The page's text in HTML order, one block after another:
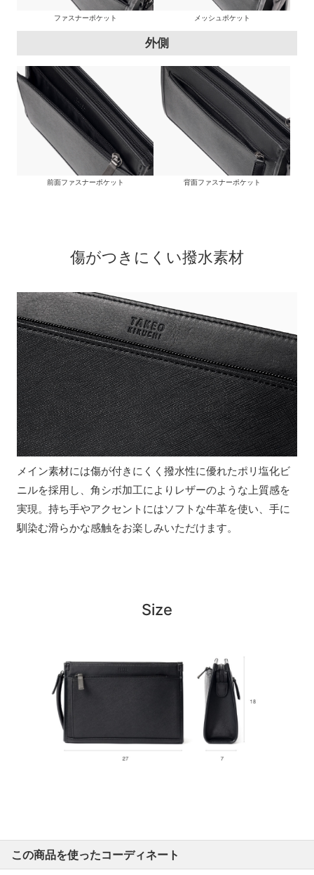
ファスナーポケット メッシュポケット
外側
前面ファスナーポケット 背面ファスナーポケット
傷がつきにくい撥水素材
メイン素材には傷が付きにくく撥水性に優れたポリ塩化ビ
ニルを採用し、角シボ加工によりレザーのような上質感を
実現。持ち手やアクセントにはソフトな牛革を使い、手に
馴染む滑らかな感触をお楽しみいただけます。
Size
この商品を使ったコーディネート